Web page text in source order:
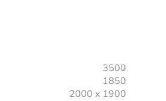
3500
1850
2000 х 1900